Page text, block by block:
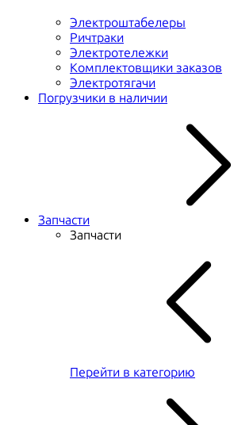
Электроштабелеры
Ричтраки
Электротележки
Комплектовщики заказов
Электротягачи
Погрузчики в наличии
Запчасти
Запчасти
Перейти в категорию